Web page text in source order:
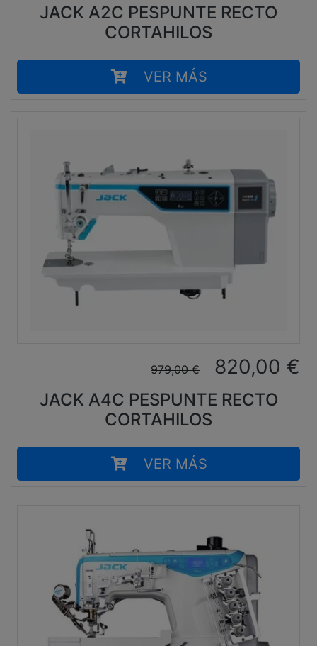
JACK A2C PESPUNTE RECTO
CORTAHILOS
VER MÁS
979,00 € 820,00 €
JACK A4C PESPUNTE RECTO
CORTAHILOS
VER MÁS